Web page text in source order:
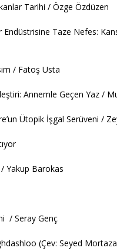
Tarihi / Özge Özdüzen
Taze Nefes:
/ Fatoş Usta
Annemle Geçen Yaz /
Ütopik İşgal Serüveni /
Yakup Barokas
/ Seray Genç
(Çev: Seyed